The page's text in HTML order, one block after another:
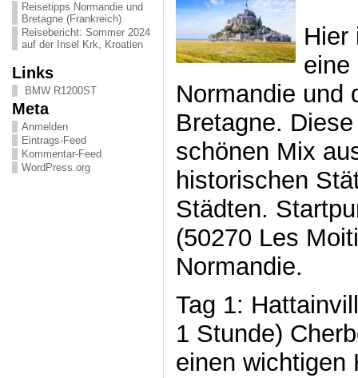
Reisetipps Normandie und
Bretagne (Frankreich)
Reisebericht: Sommer 2024
auf der Insel Krk, Kroatien
Links
BMW R1200ST
Meta
Anmelden
Eintrags-Feed
Kommentar-Feed
WordPress.org
Hier
eine
Normandie und
Bretagne.
schönen Mix
historischen
Städten.
(50270 Les
Normandie.
Tag 1:
1 Stunde)
einen